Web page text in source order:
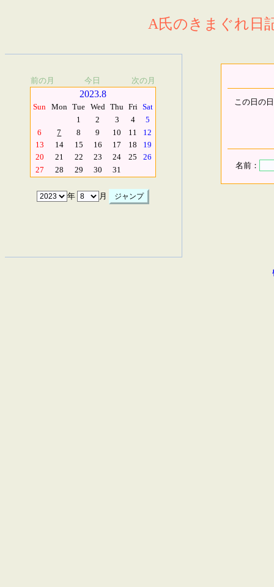
A氏のきまぐれ日
前の月 今日 次の月
2023.8
Sun Mon Tue Wed Thu Fri Sat
1
2 3 4
5
6
7 8 9 10 11
12
13
14 15 16 17 18
19
20
21 22 23 24 25
26
27
28 29 30 31
年 月
この日の
名前：